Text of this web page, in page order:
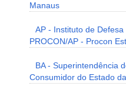
Manaus
AP - Instituto de
PROCON/AP - Procon
BA - Superintendência
Consumidor do Estado